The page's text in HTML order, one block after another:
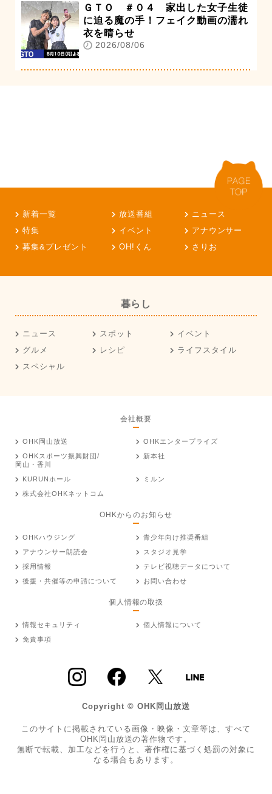
ＧＴＯ ＃０４ 家出した女子生徒
に迫る魔の手！フェイク動画の濡れ
衣を晴らせ
2026/08/06
新着一覧 放送番組
ニュース
特集
イベント
アナウンサー
募集&プレゼント
OH!くん さりお
暮らし
ニュース スポット
イベント
グルメ
レシピ
ライフスタイル
スペシャル
会社概要
OHK岡山放送
OHKエンタープライズ
OHKスポーツ振興財団/
岡山・香川
新本社
KURUNホール
ミルン
株式会社OHKネットコム
OHKからのお知らせ
OHKハウジング
青少年向け推奨番組
アナウンサー朗読会
スタジオ見学
採用情報
テレビ視聴データについて
後援・共催等の申請について
お問い合わせ
個人情報の取扱
情報セキュリティ
個人情報について
免責事項
Copyright © OHK岡山放送
このサイトに掲載されている画像・映像・文章等は、すべて
OHK岡山放送の著作物です。
無断で転載、加工などを行うと、著作権に基づく処罰の対象に
なる場合もあります。